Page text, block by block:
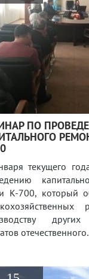
ПО
текущего
К-700, который
других